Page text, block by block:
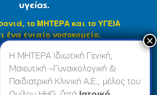
Α.Ε Όροι Χρήσης
Η ΜΗΤΕΡΑ Ιδιωτική Γενική,
Μαιευτική –Γυναικολογική &
Παιδιατρική Κλινική Α.Ε., μέλος του
υγείας.
το ΜΗΤΕΡΑ και το ΥΓΕΙΑ
ένα ενιαίο νοσοκομείο.
βρίσκεται σε φάση ανανέωσης
μήνες θα ενσωματωθεί
(www.hygeia.gr), ώστε να σας
πιο ολοκληρωμένη και ενιαία